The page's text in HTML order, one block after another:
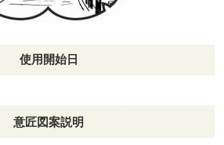
使用開始日
意匠図案説明